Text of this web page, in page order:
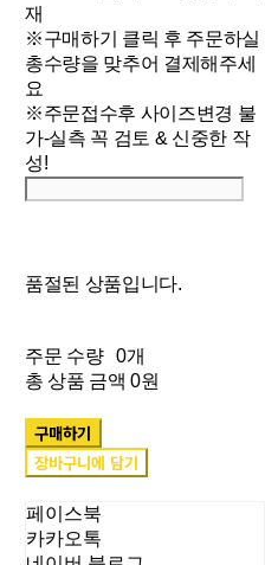
재
※구매하기 클릭 후 주문하실
총수량을 맞추어 결제해주세
요
※주문접수후 사이즈변경 불
가-실측 꼭 검토 & 신중한 작
성!
품절된 상품입니다.
주문 수량
0개
총 상품 금액 0원
구매하기
장바구니에 담기
페이스북
카카오톡